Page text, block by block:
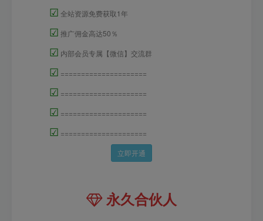
☑ 全站资源免费获取1年
☑ 推广佣金高达50％
☑ 内部会员专属【微信】交流群
☑ =====================
☑ =====================
☑ =====================
☑ =====================
立即开通
永久合伙人